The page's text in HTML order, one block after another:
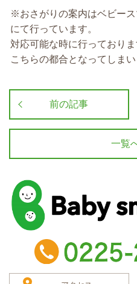
※おさがりの案内はベビー
にて行っています。
対応可能な時に行っており
こちらの都合となってしま
前の記事
一覧
baby smile
TEL：0225-24-8304